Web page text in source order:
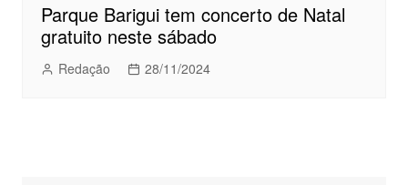
Parque Barigui tem concerto de Natal
gratuito neste sábado
Redação 28/11/2024